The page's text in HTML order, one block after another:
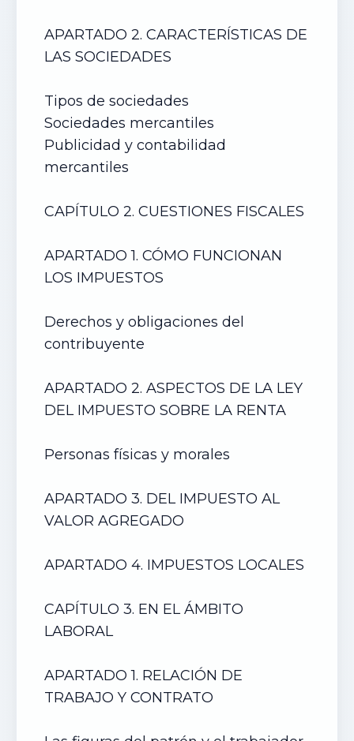
APARTADO 2. CARACTERÍSTICAS DE
LAS SOCIEDADES
Tipos de sociedades
Sociedades mercantiles
Publicidad y contabilidad
mercantiles
CAPÍTULO 2. CUESTIONES FISCALES
APARTADO 1. CÓMO FUNCIONAN
LOS IMPUESTOS
Derechos y obligaciones del
contribuyente
APARTADO 2. ASPECTOS DE LA LEY
DEL IMPUESTO SOBRE LA RENTA
Personas físicas y morales
APARTADO 3. DEL IMPUESTO AL
VALOR AGREGADO
APARTADO 4. IMPUESTOS LOCALES
CAPÍTULO 3. EN EL ÁMBITO
LABORAL
APARTADO 1. RELACIÓN DE
TRABAJO Y CONTRATO